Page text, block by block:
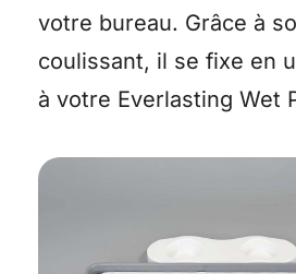
votre bureau. Grâce à
coulissant, il se fixe en
à votre Everlasting Wet